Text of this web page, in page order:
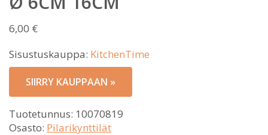
6,00 €
Sisustuskauppa: KitchenTime
SIIRRY KAUPPAAN »
Tuotetunnus: 10070819
Osasto: Pilarikynttilät